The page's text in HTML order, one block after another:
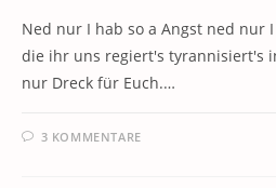
Ned nur I hab so a Angst ned nur
die ihr uns regiert's tyrannisiert's
nur Dreck für Euch.…
3 KOMMENTARE